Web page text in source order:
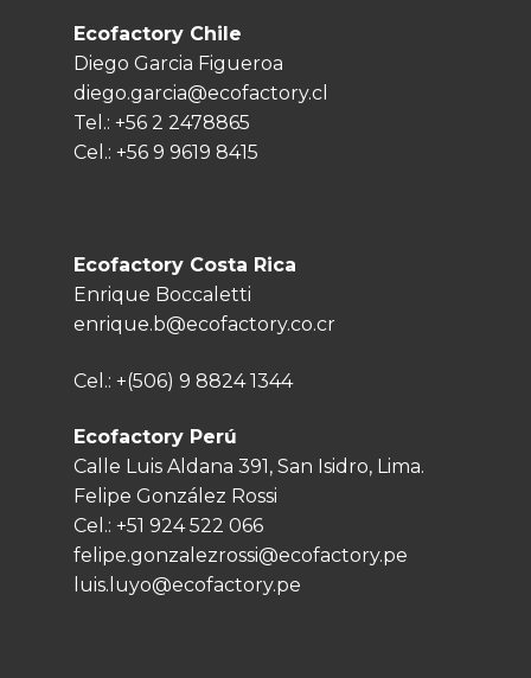
Ecofactory Chile
Diego Garcia Figueroa
diego.garcia@ecofactory.cl
Tel.:+56 2 2478865
Cel.:+56 9 9619 8415
Ecofactory Costa Rica
Enrique Boccaletti
enrique.b@ecofactory.co.cr
Cel.:+(506) 9 8824 1344
Ecofactory Perú
Calle Luis Aldana 391, San Isidro, Lima.
Felipe González Rossi
Cel.:+51 924 522 066
felipe.gonzalezrossi@ecofactory.pe
luis.luyo@ecofactory.pe